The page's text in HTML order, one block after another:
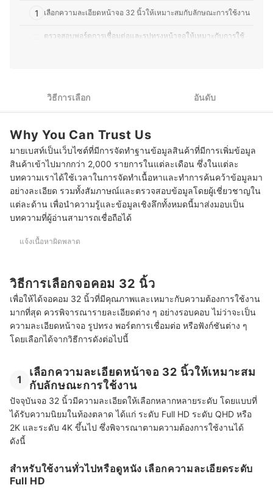
ที่สนใจสินค้ากลุ่มเครื่องใช้ไฟฟ้าและวงการเกมได้อย่างมี
ประสิทธิภาพ
ประวัติของ คมกริช อดุลย์พิจิตร (เคย์)
1 เลือกความละเอียดหน้าจอ 32 นิ้วให้เหมาะสมกับลักษณะการใช้งาน
ตรวจสอบพอร์ตการเชื่อมต่อและรูปทรงหน้าจอให้เหมาะกับการใช้
ตรวจสอบ Refresh Rate / Response Time เพื่อการใช้งานที่ลื่นไหล
10 จอคอม 32 นิ้ว ยี่ห้อไหนดี ภาพใหญ่เต็มตา สีภาพสวย
วิธีการเลือก อันดับ
Why You Can Trust Us
มายเบสท์เป็นเว็บไซต์ที่มีการจัดทำฐานข้อมูลสินค้าที่มีการเพิ่มข้อมูล
สินค้าเข้าไปมากกว่า 2,000 รายการในแต่ละเดือน ซึ่งในแต่ละ
บทความเราได้ใช้เวลาในการจัดทำเนื้อหาและทำการค้นคว้าข้อมูลมา
อย่างละเอียด รวมทั้งสัมภาษณ์และตรวจสอบข้อมูลโดยผู้เชี่ยวชาญใน
แต่ละด้าน เพื่อนำความรู้และข้อมูลเชิงลึกทั้งหมดนี้มาส่งมอบเป็น
บทความที่ผู้อ่านสามารถเชื่อถือได้
แจ้งเนื้อหาผิดพลาด
วิธีการเลือกจอคอม 32 นิ้ว
เพื่อให้ได้จอคอม 32 นิ้วที่มีคุณภาพและเหมาะกับความต้องการใช้งาน
มากที่สุด ควรพิจารณารายละเอียดต่าง ๆ อย่างรอบคอบ ไม่ว่าจะเป็น
ความละเอียดหน้าจอ รูปทรง พอร์ตการเชื่อมต่อ หรือฟังก์ชันต่าง ๆ
โดยเลือกได้จากวิธีการดังต่อไปนี้
1
เลือกความละเอียดหน้าจอ 32 นิ้วให้เหมาะสม
กับลักษณะการใช้งาน
ปัจจุบันจอ 32 นิ้วมีความละเอียดให้เลือกหลากหลายระดับ โดยแบบที่
ได้รับความนิยมในท้องตลาด ได้แก่ ระดับ Full HD ระดับ QHD หรือ
2K และระดับ 4K ขึ้นไป ซึ่งพิจารณาตามความต้องการใช้งานได้
ดังนี้
สำหรับใช้งานทั่วไปหรือดูหนัง เลือกความละเอียดระดับ
Full HD